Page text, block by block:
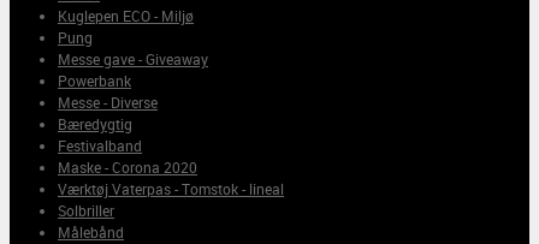
Kuglepen ECO - Miljø
Pung
Messe gave - Giveaway
Powerbank
Messe - Diverse
Bæredygtig
Festivalband
Maske - Corona 2020
Værktøj Vaterpas - Tomstok - lineal
Solbriller
Målebånd